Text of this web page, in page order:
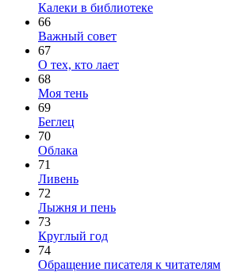
Калеки в библиотеке
66
Важный совет
67
О тех, кто лает
68
Моя тень
69
Беглец
70
Облака
71
Ливень
72
Лыжня и пень
73
Круглый год
74
Обращение писателя к читателям